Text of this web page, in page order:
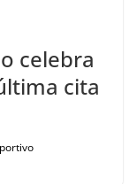
celebra
cita